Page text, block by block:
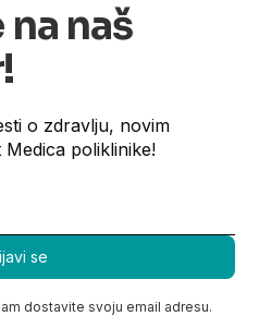
naš
o zdravlju, novim
Medica poliklinike!
dostavite svoju email adresu.